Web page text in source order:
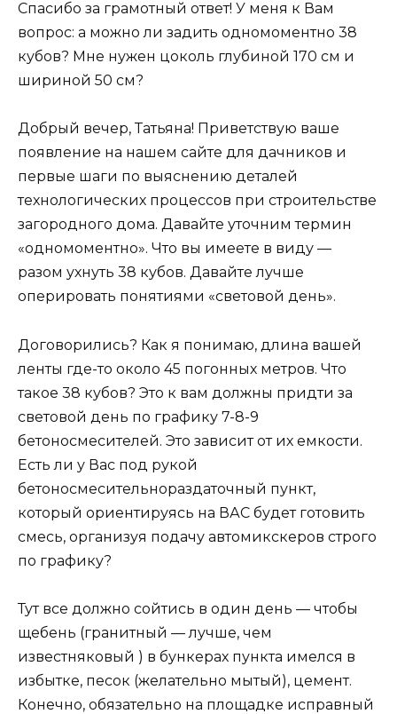
Спасибо за грамотный ответ! У меня к Вам
вопрос: а можно ли задить одномоментно 38
кубов? Мне нужен цоколь глубиной 170 см и
шириной 50 см?
Добрый вечер, Татьяна! Приветствую ваше
появление на нашем сайте для дачников и
первые шаги по выяснению деталей
технологических процессов при строительстве
загородного дома. Давайте уточним термин
«одномоментно». Что вы имеете в виду —
разом ухнуть 38 кубов. Давайте лучше
оперировать понятиями «световой день».
Договорились? Как я понимаю, длина вашей
ленты где-то около 45 погонных метров. Что
такое 38 кубов? Это к вам должны придти за
световой день по графику 7-8-9
бетоносмесителей. Это зависит от их емкости.
Есть ли у Вас под рукой
бетоносмесительнораздаточный пункт,
который ориентируясь на ВАС будет готовить
смесь, организуя подачу автомикскеров строго
по графику?
Тут все должно сойтись в один день — чтобы
щебень (гранитный — лучше, чем
известняковый ) в бункерах пункта имелся в
избытке, песок (желательно мытый), цемент.
Конечно, обязательно на площадке исправный